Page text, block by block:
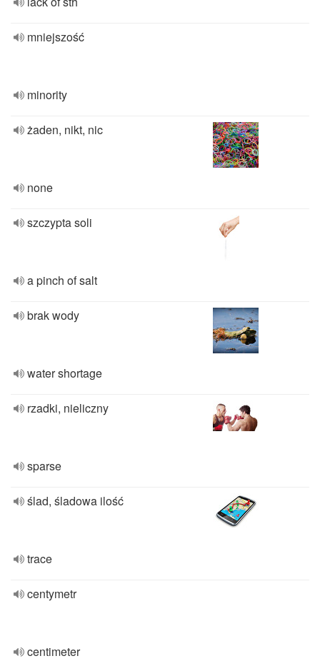
mniejszość
minority
żaden, nikt, nic
none
szczypta soli
a pinch of salt
brak wody
water shortage
rzadki, nieliczny
sparse
ślad, śladowa ilość
trace
centymetr
centimeter